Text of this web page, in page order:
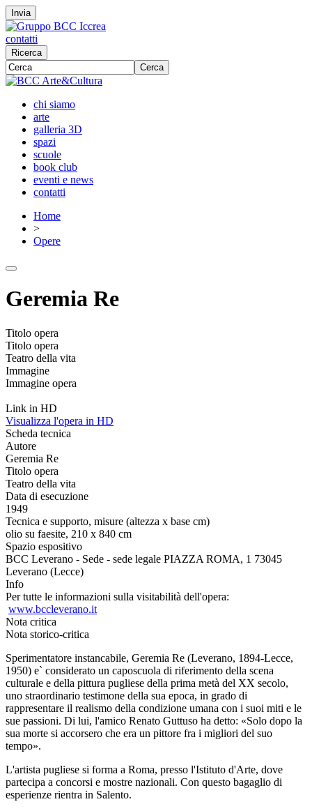
Invia
contatti
Ricerca
Cerca
chi siamo
arte
galleria 3D
spazi
scuole
book club
eventi e news
contatti
Home
>
Opere
Geremia Re
Titolo opera
Titolo opera
Teatro della vita
Immagine
Immagine opera
Link in HD
Visualizza l'opera in HD
Scheda tecnica
Autore
Geremia Re
Titolo opera
Teatro della vita
Data di esecuzione
1949
Tecnica e supporto, misure (altezza x base cm)
olio su faesite, 210 x 840 cm
Spazio espositivo
BCC Leverano - Sede - sede legale PIAZZA ROMA, 1 73045
Leverano (Lecce)
Info
Per tutte le informazioni sulla visitabilità dell'opera:
www.bccleverano.it
Nota critica
Nota storico-critica
Sperimentatore instancabile, Geremia Re (Leverano, 1894-Lecce,
1950) e` considerato un caposcuola di riferimento della scena
culturale e della pittura pugliese della prima metà del XX secolo,
uno straordinario testimone della sua epoca, in grado di
rappresentare il realismo della condizione umana con i suoi miti e le
sue passioni. Di lui, l'amico Renato Guttuso ha detto: «Solo dopo la
sua morte si accorsero che era un pittore fra i migliori del suo
tempo».
L'artista pugliese si forma a Roma, presso l'Istituto d'Arte, dove
partecipa a concorsi e mostre nazionali. Con questo bagaglio di
esperienze rientra in Salento.